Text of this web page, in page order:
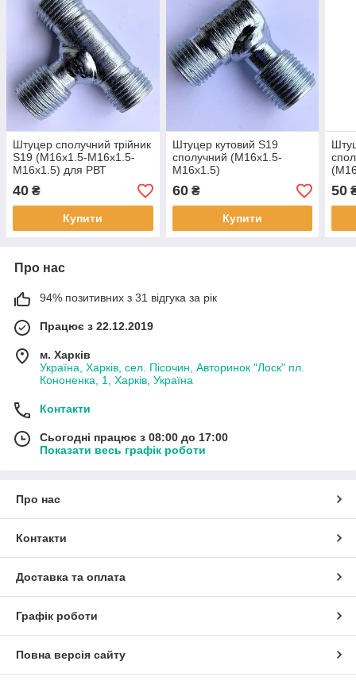
Штуцер сполучний трійник
S19 (М16х1.5-М16х1.5-
М16х1.5) для РВТ
40 ₴
Купити
Штуцер кутовий S19
сполучний (М16х1.5-
М16х1.5)
60₴
Купити
50
Про нас
94% позитивних з 31 відгука за рік
Працює з 22.12.2019
м. Харків
Україна, Харків, сел. Пісочин, Авторинок "Лоск" пл.
Кононенка, 1, Харків, Україна
Контакти
Сьогодні працює з 08:00 до 17:00
Показати весь графік роботи
Про нас
Контакти
Доставка та оплата
Графік роботи
Повна версія сайту